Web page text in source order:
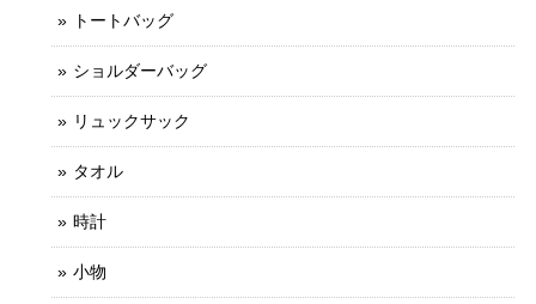
トートバッグ
ショルダーバッグ
リュックサック
タオル
時計
小物